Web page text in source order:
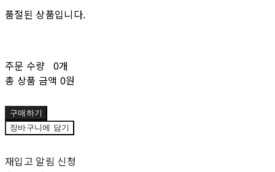
품절된 상품입니다.
주문 수량 0개
총 상품 금액 0원
구매하기
장바구니에 담기
재입고 알림 신청